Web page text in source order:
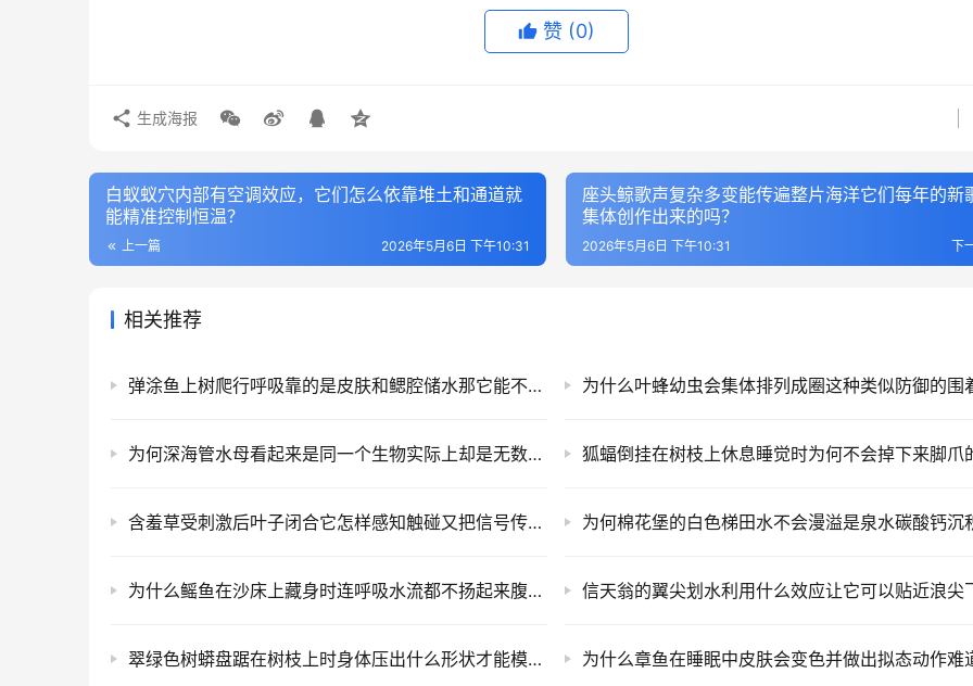
赞 (0)
生成海报
白蚁蚁穴内部有空调效应，它们怎么依靠堆土和通道就
能精准控制恒温？
上一篇 2026年5月6日 下午10:31
座头鲸歌声复杂多变能传遍整片海洋它们每年的新
集体创作出来的吗？
下
2026年5月6日 下午10:31
相关推荐
弹涂鱼上树爬行呼吸靠的是皮肤和鳃腔储水那它能不能在岸上永久生活？
为何深海管水母看起来是同一个生物实际上却是无数个个体分工合作构成的？
含羞草受刺激后叶子闭合它怎样感知触碰又把信号传递到叶枕细胞弯曲？
为什么鳐鱼在沙床上藏身时连呼吸水流都不扬起来腹部喷水孔怎样反向吸入？
翠绿色树蟒盘踞在树枝上时身体压出什么形状才能模拟树枝纹理不被察觉？